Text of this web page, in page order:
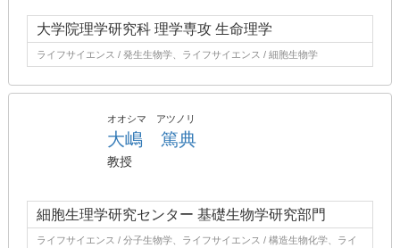
大学院理学研究科 理学専攻 生命理学
ライフサイエンス / 発生生物学、ライフサイエンス / 細胞生物学
オオシマ アツノリ
大嶋 篤典
教授
細胞生理学研究センター 基礎生物学研究部門
ライフサイエンス / 分子生物学、ライフサイエンス / 構造生物化学、ライ